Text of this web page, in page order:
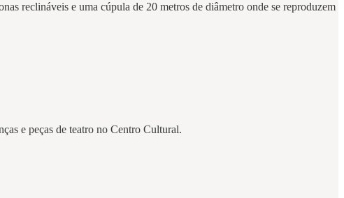
reclináveis e uma cúpula de 20 metros de diâmetro onde se reproduzem
e peças de teatro no Centro Cultural.